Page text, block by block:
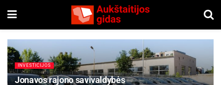
INVESTICIJOS
Jonavos rajono savivaldybės